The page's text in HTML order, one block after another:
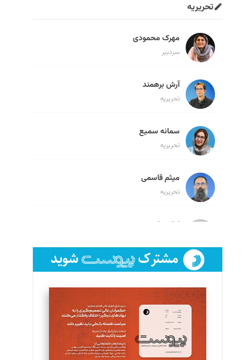
تحریریه
مهرک محمودی
سردبیر
آرش برهمند
تحریریه
سمانه سمیع
تحریریه
میثم قاسمی
تحریریه
لیلا حنارود
فائزه فتحی رستمی
تحریریه
سروش کرمیان
تحریریه